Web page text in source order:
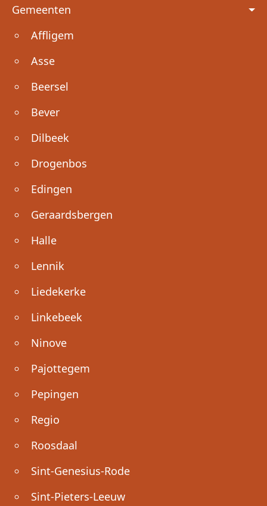
Voet
Gemeenten
Affligem
Asse
Beersel
Bever
Dilbeek
Drogenbos
Edingen
Geraardsbergen
Halle
Lennik
Liedekerke
Linkebeek
Ninove
Pajottegem
Pepingen
Regio
Roosdaal
Sint-Genesius-Rode
Sint-Pieters-Leeuw